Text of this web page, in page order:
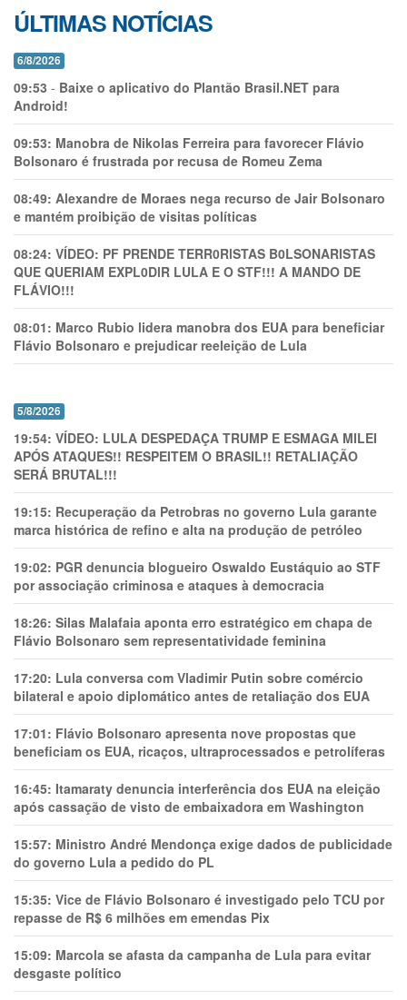
ÚLTIMAS NOTÍCIAS
6/8/2026
09:53 - Baixe o aplicativo do Plantão Brasil.NET para
Android!
09:53: Manobra de Nikolas Ferreira para favorecer Flávio
Bolsonaro é frustrada por recusa de Romeu Zema
08:49: Alexandre de Moraes nega recurso de Jair Bolsonaro
e mantém proibição de visitas políticas
08:24: VÍDEO: PF PRENDE TERR0RlSTAS B0LSONARlSTAS
QUE QUERIAM EXPL0DlR LULA E O STF!!! A MANDO DE
FLÁVIO!!!
08:01: Marco Rubio lidera manobra dos EUA para beneficiar
Flávio Bolsonaro e prejudicar reeleição de Lula
5/8/2026
19:54: VÍDEO: LULA DESPEDAÇA TRUMP E ESMAGA MILEI
APÓS ATAQUES!! RESPEITEM O BRASIL!! RETALIAÇÃO
SERÁ BRUTAL!!!
19:15: Recuperação da Petrobras no governo Lula garante
marca histórica de refino e alta na produção de petróleo
19:02: PGR denuncia blogueiro Oswaldo Eustáquio ao STF
por associação criminosa e ataques à democracia
18:26: Silas Malafaia aponta erro estratégico em chapa de
Flávio Bolsonaro sem representatividade feminina
17:20: Lula conversa com Vladimir Putin sobre comércio
bilateral e apoio diplomático antes de retaliação dos EUA
17:01: Flávio Bolsonaro apresenta nove propostas que
beneficiam os EUA, ricaços, ultraprocessados e petrolíferas
16:45: Itamaraty denuncia interferência dos EUA na eleição
após cassação de visto de embaixadora em Washington
15:57: Ministro André Mendonça exige dados de publicidade
do governo Lula a pedido do PL
15:35: Vice de Flávio Bolsonaro é investigado pelo TCU por
repasse de R$ 6 milhões em emendas Pix
15:09: Marcola se afasta da campanha de Lula para evitar
desgaste político